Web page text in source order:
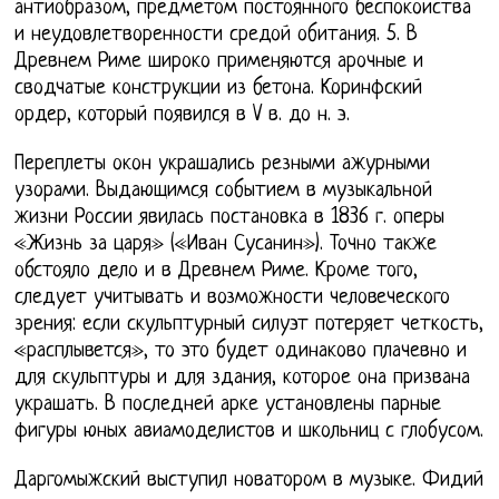
антиобразом, предметом постоянного беспокойства
и неудовлетворенности средой обитания. 5. В
Древнем Риме широко применяются арочные и
сводчатые конструкции из бетона. Коринфский
ордер, который появился в V в. до н. э.
Переплеты окон украшались резными ажурными
узорами. Выдающимся событием в музыкальной
жизни России явилась постановка в 1836 г. оперы
«Жизнь за царя» («Иван Сусанин»). Точно также
обстояло дело и в Древнем Риме. Кроме того,
следует учитывать и возможности человеческого
зрения: если скульптурный силуэт потеряет четкость,
«расплывется», то это будет одинаково плачевно и
для скульптуры и для здания, которое она призвана
украшать. В последней арке установлены парные
фигуры юных авиамоделистов и школьниц с глобусом.
Даргомыжский выступил новатором в музыке. Фидий